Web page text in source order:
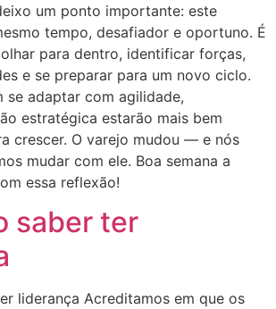
um ponto importante: este
tempo, desafiador e oportuno. É
para dentro, identificar forças,
e se preparar para um novo ciclo.
se adaptar com agilidade,
estratégica estarão mais bem
crescer. O varejo mudou — e nós
mudar com ele. Boa semana a
essa reflexão!
saber ter
liderança Acreditamos em que os